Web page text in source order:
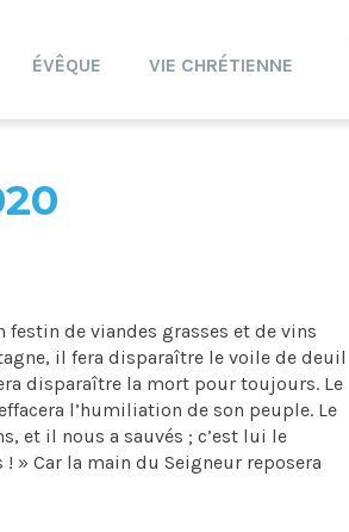
ÉVÊQUE VIE CHRÉTIENNE
de viandes grasses et de vins
il fera disparaître le voile de deuil
disparaître la mort pour toujours. Le
l’humiliation de son peuple. Le
et il nous a sauvés ; c’est lui le
» Car la main du Seigneur reposera